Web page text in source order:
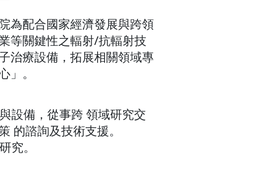
為配合國家經濟發展與跨領
等關鍵性之輻射/抗輻射技
治療設備，拓展相關領域專
。
設備，從事跨 領域研究交
的諮詢及技術支援。
究。